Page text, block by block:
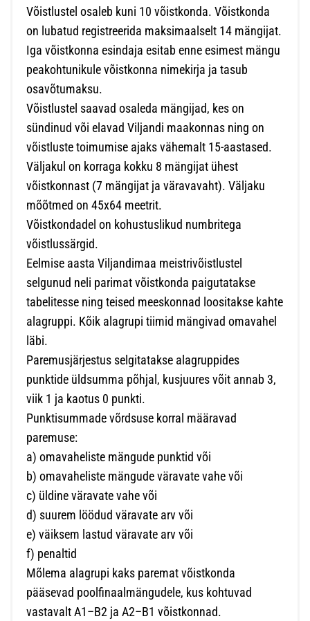
Võistlustel osaleb kuni 10 võistkonda. Võistkonda
on lubatud registreerida maksimaalselt 14 mängijat.
Iga võistkonna esindaja esitab enne esimest mängu
peakohtunikule võistkonna nimekirja ja tasub
osavõtumaksu.
Võistlustel saavad osaleda mängijad, kes on
sündinud või elavad Viljandi maakonnas ning on
võistluste toimumise ajaks vähemalt 15-aastased.
Väljakul on korraga kokku 8 mängijat ühest
võistkonnast (7 mängijat ja väravavaht). Väljaku
mõõtmed on 45x64 meetrit.
Võistkondadel on kohustuslikud numbritega
võistlussärgid.
Eelmise aasta Viljandimaa meistrivõistlustel
selgunud neli parimat võistkonda paigutatakse
tabelitesse ning teised meeskonnad loositakse kahte
alagruppi. Kõik alagrupi tiimid mängivad omavahel
läbi.
Paremusjärjestus selgitatakse alagruppides
punktide üldsumma põhjal, kusjuures võit annab 3,
viik 1 ja kaotus 0 punkti.
Punktisummade võrdsuse korral määravad
paremuse:
a) omavaheliste mängude punktid või
b) omavaheliste mängude väravate vahe või
c) üldine väravate vahe või
d) suurem löödud väravate arv või
e) väiksem lastud väravate arv või
f) penaltid
Mõlema alagrupi kaks paremat võistkonda
pääsevad poolfinaalmängudele, kus kohtuvad
vastavalt A1–B2 ja A2–B1 võistkonnad.